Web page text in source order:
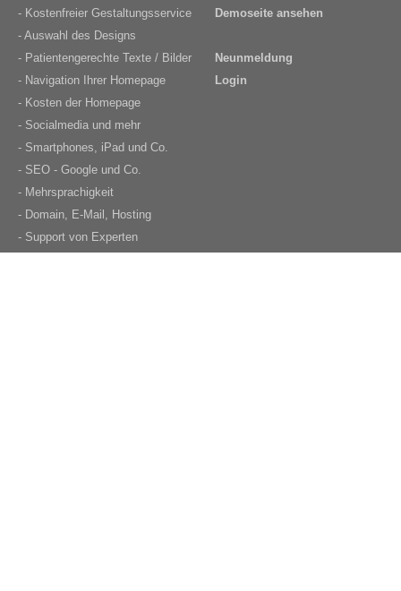
- Kostenfreier Gestaltungsservice
- Auswahl des Designs
- Patientengerechte Texte / Bilder
- Navigation Ihrer Homepage
- Kosten der Homepage
- Socialmedia und mehr
- Smartphones, iPad und Co.
- SEO - Google und Co.
- Mehrsprachigkeit
- Domain, E-Mail, Hosting
- Support von Experten
Demoseite ansehen
Neunmeldung
Login